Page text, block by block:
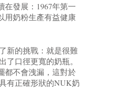
發展：1967年第一
用奶粉生產有益健康
新的挑戰：就是很難
口徑更寬的奶瓶。
都不會洩漏，這對於
有正確形狀的NUK奶